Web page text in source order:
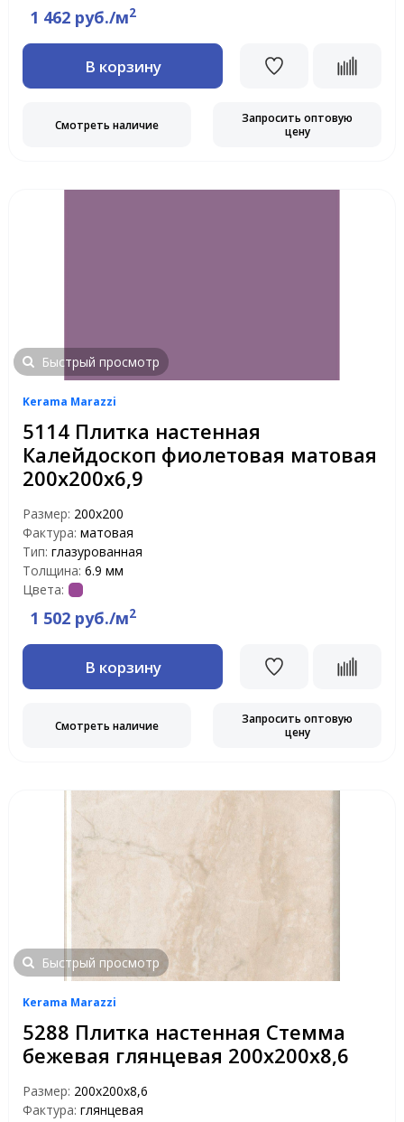
1 462 руб./м2
В корзину
Смотреть наличие
Запросить оптовую
цену
Быстрый просмотр
Kerama Marazzi
5114 Плитка настенная
Калейдоскоп фиолетовая матовая
200х200х6,9
Размер: 200х200
Фактура: матовая
Тип: глазурованная
Толщина: 6.9 мм
Цвета:
1 502 руб./м2
В корзину
Смотреть наличие
Запросить оптовую
цену
Быстрый просмотр
Kerama Marazzi
5288 Плитка настенная Стемма
бежевая глянцевая 200х200х8,6
Размер: 200х200х8,6
Фактура: глянцевая